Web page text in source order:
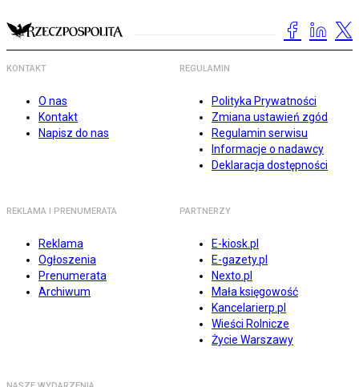
KONTAKT
O nas
Kontakt
Napisz do nas
REGULAMIN
Polityka Prywatności
Zmiana ustawień zgód
Regulamin serwisu
Informacje o nadawcy
Deklaracja dostępności
REKLAMA I PRENUMERATA
Reklama
Ogłoszenia
Prenumerata
Archiwum
PARTNERZY
E-kiosk.pl
E-gazety.pl
Nexto.pl
Mała księgowość
Kancelarierp.pl
Wieści Rolnicze
Życie Warszawy